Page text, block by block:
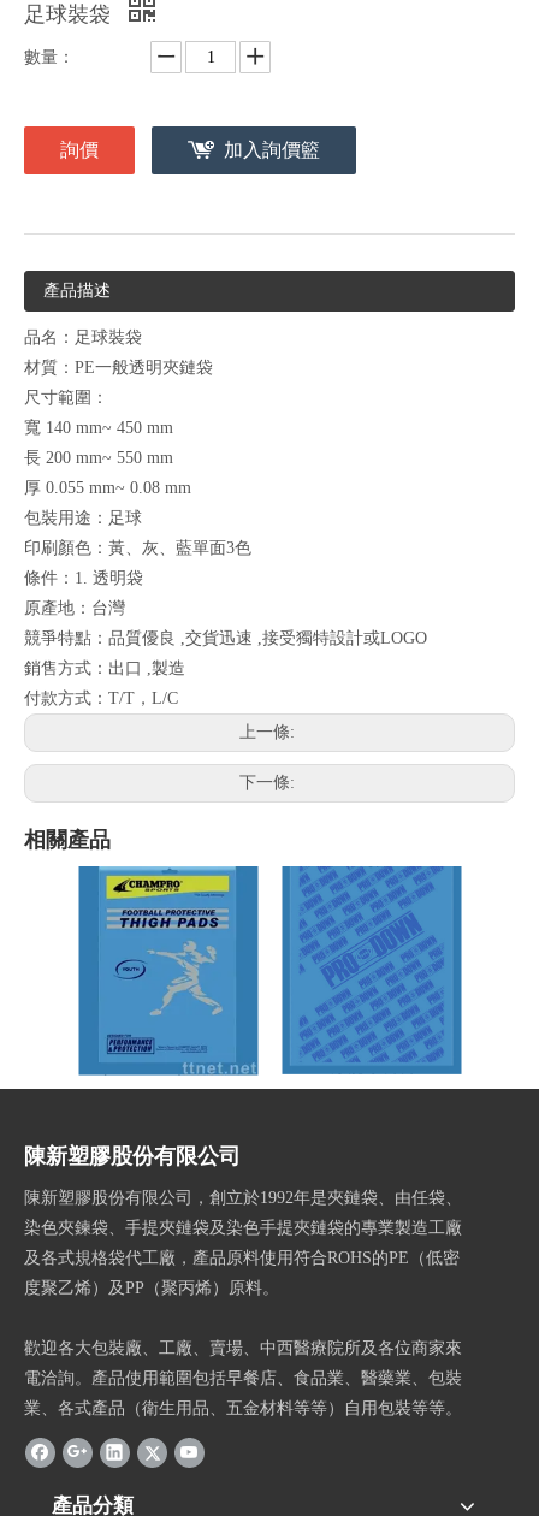
足球裝袋
數量：
詢價 加入詢價籃
產品描述
品名：足球裝袋
材質：PE一般透明夾鏈袋
尺寸範圍：
寬 140 mm~ 450 mm
長 200 mm~ 550 mm
厚 0.055 mm~ 0.08 mm
包裝用途：足球
印刷顏色：黃、灰、藍單面3色
條件：1. 透明袋
原產地：台灣
競爭特點：品質優良 ,交貨迅速 ,接受獨特設計或LOGO
銷售方式：出口 ,製造
付款方式：T/T，L/C
上一條:
下一條:
相關產品
(PE夾鍊袋)夾鍊袋 橄欖球裝袋
陳新塑膠股份有限公司
陳新塑膠股份有限公司，創立於1992年是夾鏈袋、由任袋、
染色夾鍊袋、手提夾鏈袋及染色手提夾鏈袋的專業製造工廠
及各式規格袋代工廠，產品原料使用符合ROHS的PE（低密
度聚乙烯）及PP（聚丙烯）原料。
歡迎各大包裝廠、工廠、賣場、中西醫療院所及各位商家來
電洽詢。產品使用範圍包括早餐店、食品業、醫藥業、包裝
業、各式產品（衛生用品、五金材料等等）自用包裝等等。
產品分類